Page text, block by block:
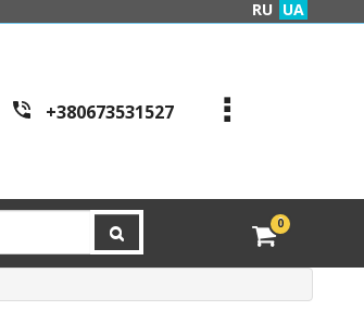
RU UA
+380673531527
edveri.kyiv@gmail.com
Режим работы c
tre:
м. Київ, вул. Куренівсь
0